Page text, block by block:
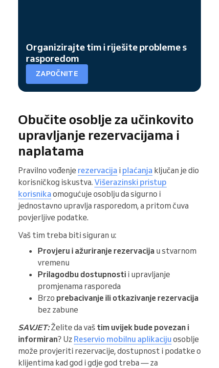
Organizirajte tim i riješite probleme s
rasporedom
ZAPOČNITE
Obučite osoblje za učinkovito
upravljanje rezervacijama i
naplatama
Pravilno vođenje rezervacija i plaćanja ključan je dio
korisničkog iskustva. Višerazinski pristup
korisnika omogućuje osoblju da sigurno i
jednostavno upravlja rasporedom, a pritom čuva
povjerljive podatke.
Vaš tim treba biti siguran u:
Provjeru i ažuriranje rezervacija u stvarnom
vremenu
Prilagodbu dostupnosti i upravljanje
promjenama rasporeda
Brzo prebacivanje ili otkazivanje rezervacija
bez zabune
SAVJET:Želite da vaš tim uvijek bude povezan i
informiran? Uz Reservio mobilnu aplikaciju osoblje
može provjeriti rezervacije, dostupnost i podatke o
klijentima kad god i gdje god treba — za